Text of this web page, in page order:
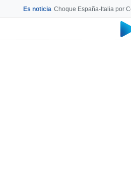
Es noticia Choque España-Italia por